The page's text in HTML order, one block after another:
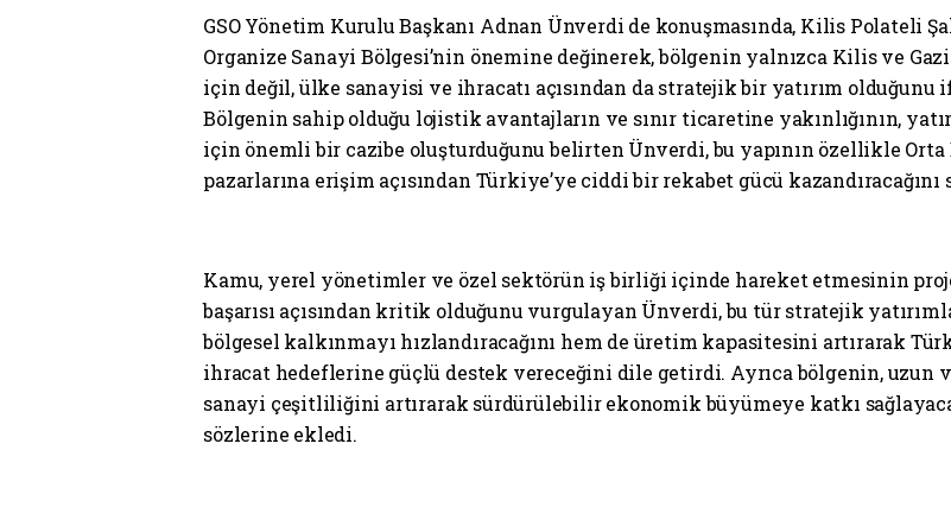
GSO Yönetim Kurulu Başkanı Adnan Ünverdi de konuşmasında, Kilis Polateli
Organize Sanayi Bölgesi’nin önemine değinerek, bölgenin yalnızca Kilis ve
için değil, ülke sanayisi ve ihracatı açısından da stratejik bir yatırım olduğunu
Bölgenin sahip olduğu lojistik avantajların ve sınır ticaretine yakınlığının,
için önemli bir cazibe oluşturduğunu belirten Ünverdi, bu yapının özellikle Orta
pazarlarına erişim açısından Türkiye’ye ciddi bir rekabet gücü kazandıracağını
Kamu, yerel yönetimler ve özel sektörün iş birliği içinde hareket etmesinin
başarısı açısından kritik olduğunu vurgulayan Ünverdi, bu tür stratejik
bölgesel kalkınmayı hızlandıracağını hem de üretim kapasitesini artırarak
ihracat hedeflerine güçlü destek vereceğini dile getirdi. Ayrıca bölgenin, uzun
sanayi çeşitliliğini artırarak sürdürülebilir ekonomik büyümeye katkı
sözlerine ekledi.